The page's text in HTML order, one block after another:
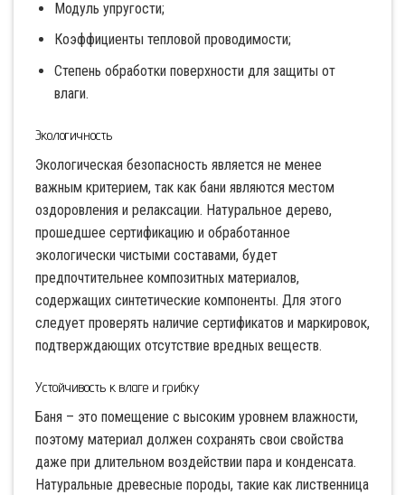
Модуль упругости;
Коэффициенты тепловой проводимости;
Степень обработки поверхности для защиты от
влаги.
Экологичность
Экологическая безопасность является не менее
важным критерием, так как бани являются местом
оздоровления и релаксации. Натуральное дерево,
прошедшее сертификацию и обработанное
экологически чистыми составами, будет
предпочтительнее композитных материалов,
содержащих синтетические компоненты. Для этого
следует проверять наличие сертификатов и маркировок,
подтверждающих отсутствие вредных веществ.
Устойчивость к влаге и грибку
Баня – это помещение с высоким уровнем влажности,
поэтому материал должен сохранять свои свойства
даже при длительном воздействии пара и конденсата.
Натуральные древесные породы, такие как лиственница